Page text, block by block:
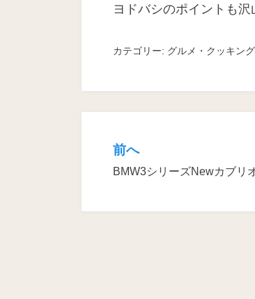
ヨドバシのポイントも沢
カテゴリー: グルメ・クッキング
投
稿
前へ
BMW3シリーズNewカブリ